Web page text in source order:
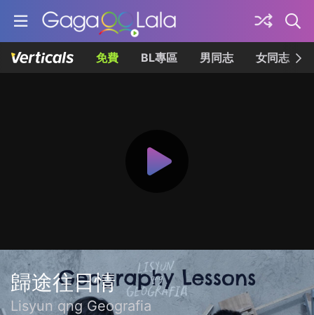
免費 BL專區 男同志 女同志
歸途往日情
Lisyun qng Geografia